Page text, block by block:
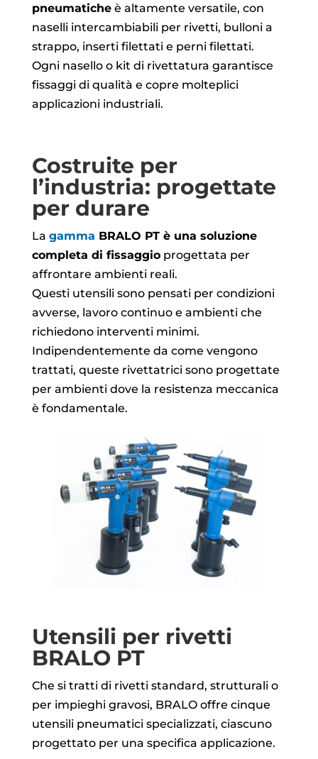
pneumaticheè altamente versatile, con
naselli intercambiabili per rivetti, bulloni a
strappo, inserti filettati e perni filettati.
Ogni nasello o kit di rivettatura garantisce
fissaggi di qualità e copre molteplici
applicazioni industriali.
Costruite per
l’industria: progettate
per durare
La gamma BRALO PT è una soluzione
completa di fissaggioprogettata per
affrontare ambienti reali.
Questi utensili sono pensati per condizioni
avverse, lavoro continuo e ambienti che
richiedono interventi minimi.
Indipendentemente da come vengono
trattati, queste rivettatrici sono progettate
per ambienti dove la resistenza meccanica
è fondamentale.
Utensili per rivetti
BRALO PT
Che si tratti di rivetti standard, strutturali o
per impieghi gravosi, BRALO offre cinque
utensili pneumatici specializzati, ciascuno
progettato per una specifica applicazione.